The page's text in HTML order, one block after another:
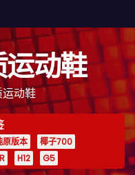
运动鞋
动鞋
版本
椰子700
H12 G5